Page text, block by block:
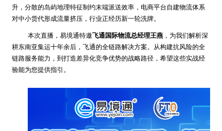
升，分散的岛屿地理特征制约末端派送效率，电商平台自建物流体系
对中小货代形成流量挤压，行业正经历新一轮洗牌。
本次直播，易境通特邀飞通国际物流总经理王燕 ，为我们解析深
耕东南亚集运十年余后，飞通的全链路解决方案。从构建抗风险的全
链路服务能力，到打造差异化竞争优势的战略路径，希望这些实战经
验能为您提供指引。